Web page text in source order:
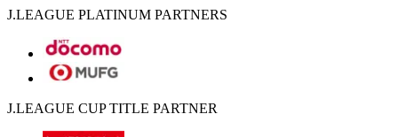
J.LEAGUE PLATINUM PARTNERS
J.LEAGUE CUP TITLE PARTNER